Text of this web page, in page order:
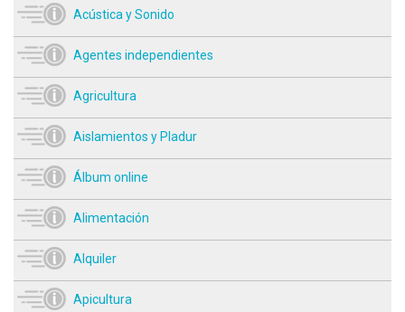
Acústica y Sonido
Agentes independientes
Agricultura
Aislamientos y Pladur
Álbum online
Alimentación
Alquiler
Apicultura